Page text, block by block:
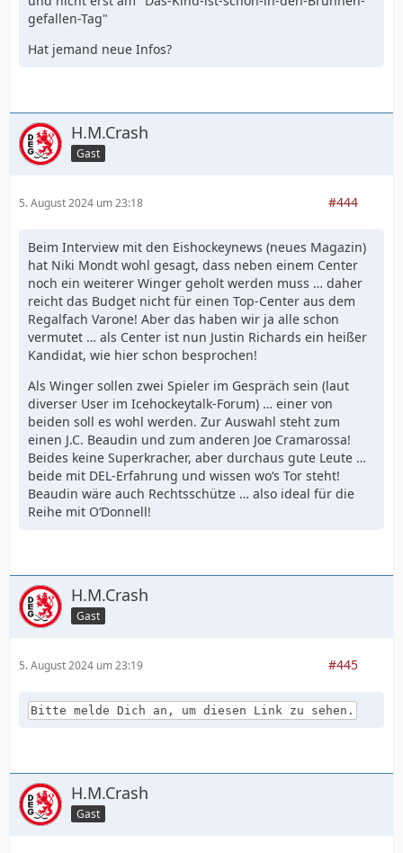
gefallen-Tag"
Hat jemand neue Infos?
H.M.Crash
Gast
5. August 2024 um 23:18 #444
Beim Interview mit den Eishockeynews (neues Magazin)
hat Niki Mondt wohl gesagt, dass neben einem Center
noch ein weiterer Winger geholt werden muss … daher
reicht das Budget nicht für einen Top-Center aus dem
Regalfach Varone! Aber das haben wir ja alle schon
vermutet … als Center ist nun Justin Richards ein heißer
Kandidat, wie hier schon besprochen!
Als Winger sollen zwei Spieler im Gespräch sein (laut
diverser User im Icehockeytalk-Forum) … einer von
beiden soll es wohl werden. Zur Auswahl steht zum
einen J.C. Beaudin und zum anderen Joe Cramarossa!
Beides keine Superkracher, aber durchaus gute Leute …
beide mit DEL-Erfahrung und wissen wo‘s Tor steht!
Beaudin wäre auch Rechtsschütze … also ideal für die
Reihe mit O‘Donnell!
H.M.Crash
Gast
5. August 2024 um 23:19 #445
Bitte melde Dich an, um diesen Link zu sehen.
H.M.Crash
Gast